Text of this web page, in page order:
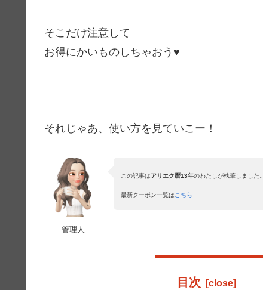
そこだけ注意して
お得にかいものしちゃおう♥
それじゃあ、使い方を見ていこー！
管理人
この記事はアリエク暦13年のわたしが執筆しました。
最新クーポン一覧は こちら
目次